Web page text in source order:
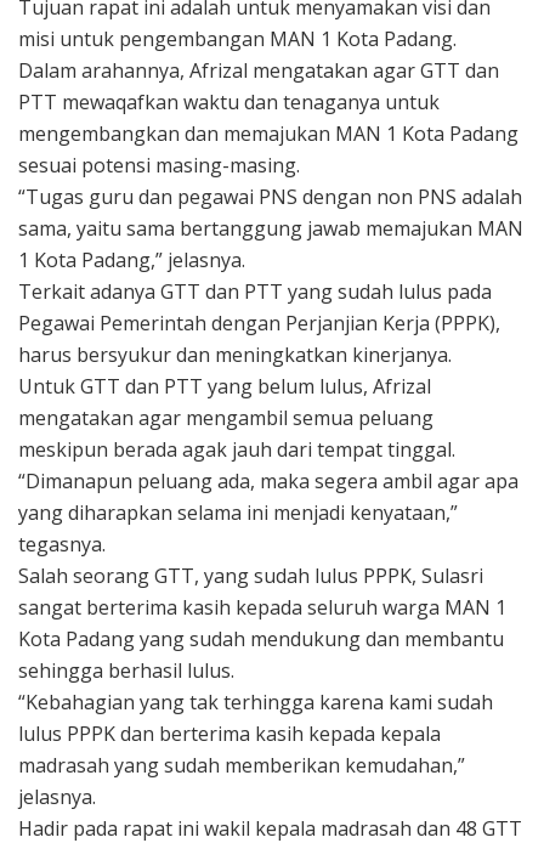
Tujuan rapat ini adalah untuk menyamakan visi dan
misi untuk pengembangan MAN 1 Kota Padang.
Dalam arahannya, Afrizal mengatakan agar GTT dan
PTT mewaqafkan waktu dan tenaganya untuk
mengembangkan dan memajukan MAN 1 Kota Padang
sesuai potensi masing-masing.
“Tugas guru dan pegawai PNS dengan non PNS adalah
sama, yaitu sama bertanggung jawab memajukan MAN
1 Kota Padang,” jelasnya.
Terkait adanya GTT dan PTT yang sudah lulus pada
Pegawai Pemerintah dengan Perjanjian Kerja (PPPK),
harus bersyukur dan meningkatkan kinerjanya.
Untuk GTT dan PTT yang belum lulus, Afrizal
mengatakan agar mengambil semua peluang
meskipun berada agak jauh dari tempat tinggal.
“Dimanapun peluang ada, maka segera ambil agar apa
yang diharapkan selama ini menjadi kenyataan,”
tegasnya.
Salah seorang GTT, yang sudah lulus PPPK, Sulasri
sangat berterima kasih kepada seluruh warga MAN 1
Kota Padang yang sudah mendukung dan membantu
sehingga berhasil lulus.
“Kebahagian yang tak terhingga karena kami sudah
lulus PPPK dan berterima kasih kepada kepala
madrasah yang sudah memberikan kemudahan,”
jelasnya.
Hadir pada rapat ini wakil kepala madrasah dan 48 GTT